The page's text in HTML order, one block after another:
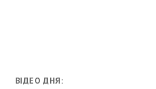
ВІДЕО ДНЯ: